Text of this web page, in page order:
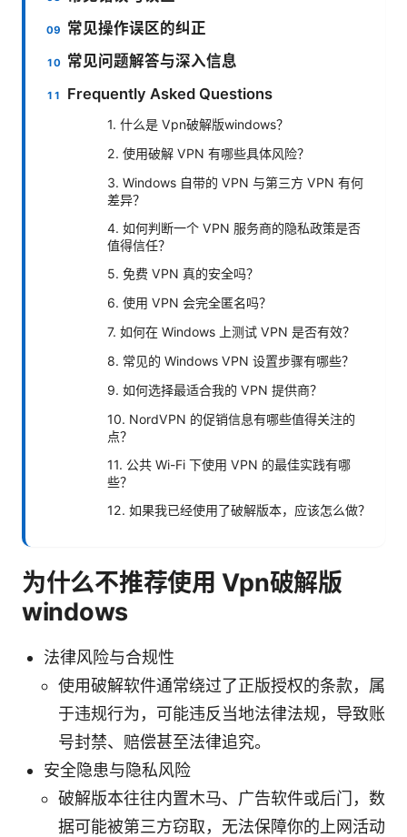
常见操作误区的纠正
常见问题解答与深入信息
Frequently Asked Questions
1. 什么是 Vpn破解版windows？
2. 使用破解 VPN 有哪些具体风险？
3. Windows 自带的 VPN 与第三方 VPN 有何
差异？
4. 如何判断一个 VPN 服务商的隐私政策是否
值得信任？
5. 免费 VPN 真的安全吗？
6. 使用 VPN 会完全匿名吗？
7. 如何在 Windows 上测试 VPN 是否有效？
8. 常见的 Windows VPN 设置步骤有哪些？
9. 如何选择最适合我的 VPN 提供商？
10. NordVPN 的促销信息有哪些值得关注的
点？
11. 公共 Wi-Fi 下使用 VPN 的最佳实践有哪
些？
12. 如果我已经使用了破解版本，应该怎么做？
为什么不推荐使用 Vpn破解版
windows
法律风险与合规性
使用破解软件通常绕过了正版授权的条款，属
于违规行为，可能违反当地法律法规，导致账
号封禁、赔偿甚至法律追究。
安全隐患与隐私风险
破解版本往往内置木马、广告软件或后门，数
据可能被第三方窃取，无法保障你的上网活动